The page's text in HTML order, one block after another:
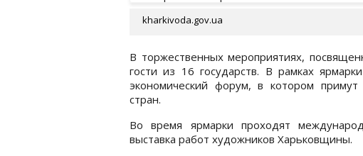
kharkivoda.gov.ua
В торжественных мероприятиях,
гости из 16 государств. В рамках
экономический форум, в котором
стран.
Во время ярмарки проходят
выставка работ художников Харьковщины.